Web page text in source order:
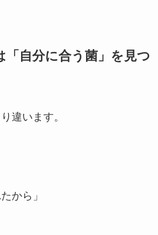
「自分に合う菌」を見つ
違います。
から」